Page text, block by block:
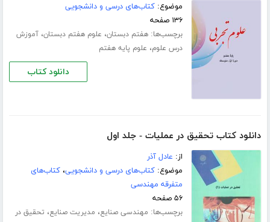
موضوع:کتاب‌های درسی و دانشجویی
۱۳۶ صفحه
برچسب‌ها:هفتم دبستان، علوم هفتم دبستان،آموزش
درس علوم، علوم پایه هفتم
دانلود کتاب
دانلود کتاب تحقیق در عملیات - جلد اول
از: عادل آذر
موضوع:کتاب‌های درسی و دانشجویی،کتاب‌های
متفرقه مهندسی
۵۶ صفحه
برچسب‌ها: مهندسی صنایع، مدیریت صنایع، تحقیق در